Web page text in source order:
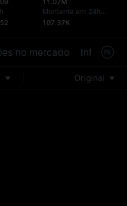
SKYAI
107.37K
no mercado
Original